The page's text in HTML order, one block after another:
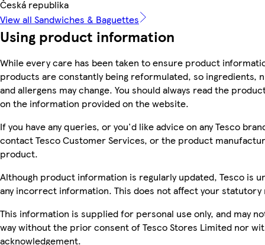
Česká republika
View all Sandwiches & Baguettes
Using product information
While every care has been taken to ensure product
products are constantly being reformulated, so ingredients,
and allergens may change. You should always read the
on the information provided on the website.
If you have any queries, or you'd like advice on any Tesco
contact Tesco Customer Services, or the product
product.
Although product information is regularly updated, Tesco is
any incorrect information. This does not affect your statutory
This information is supplied for personal use only, and may
way without the prior consent of Tesco Stores Limited nor
acknowledgement.